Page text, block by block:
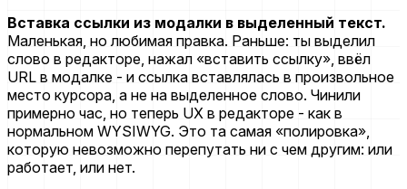
Вставка ссылки из модалки в выделенный текст.
Маленькая, но любимая правка. Раньше: ты выделил
слово в редакторе, нажал «вставить ссылку», ввёл
URL в модалке - и ссылка вставлялась в произвольное
место курсора, а не на выделенное слово. Чинили
примерно час, но теперь UX в редакторе - как в
нормальном WYSIWYG. Это та самая «полировка»,
которую невозможно перепутать ни с чем другим: или
работает, или нет.